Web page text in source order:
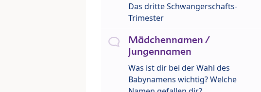
Das dritte Schwangerschafts-
Trimester
Mädchennamen /
Jungennamen
Was ist dir bei der Wahl des
Babynamens wichtig? Welche